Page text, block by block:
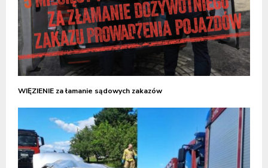
WIĘZIENIE za łamanie sądowych zakazów